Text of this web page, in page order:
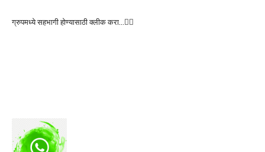
ग्रुपमध्ये सहभागी होण्यासाठी क्लीक करा…👆🏻